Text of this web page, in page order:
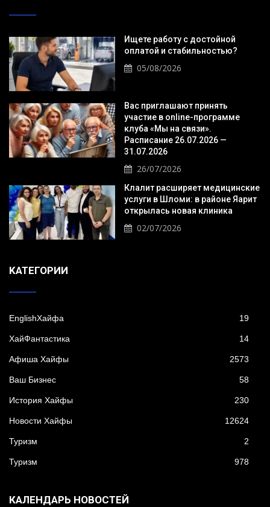
Ищете работу с достойной
оплатой и стабильностью?
05/08/2026
Вас приглашают принять
участие в online-программе
клуба «Мы на связи».
Расписание 26.07.2026 —
31.07.2026
26/07/2026
Клалит расширяет медицинские
услуги в Шломи: в районе Яарит
открылась новая клиника
02/07/2026
KАТЕГОРИИ
EnglishХайфа 19
XайФантастика 14
Афиша Хайфы 2573
Ваш Бизнес 58
История Хайфы 230
Новости Хайфы 12624
Туризм 2
Туризм 978
КАЛЕНДАРЬ НОВОСТЕЙ